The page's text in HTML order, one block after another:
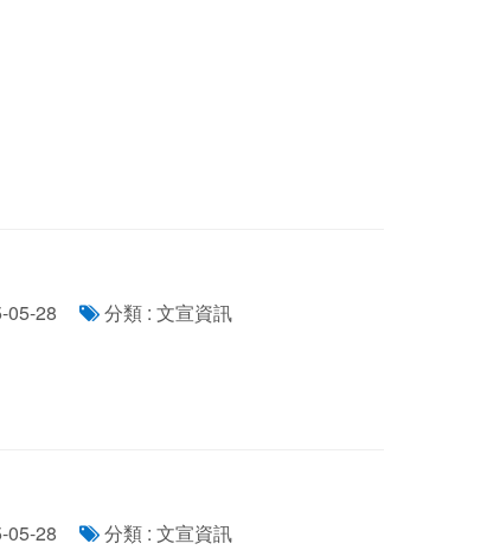
05-28
分類 : 文宣資訊
05-28
分類 : 文宣資訊